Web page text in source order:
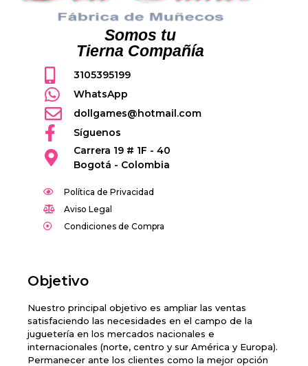
Somos tu
Tierna Compañía
3105395199
WhatsApp
dollgames@hotmail.com
Síguenos
Carrera 19 # 1F - 40
Bogotá - Colombia
Política de Privacidad
Aviso Legal
Condiciones de Compra
Objetivo
Nuestro principal objetivo es ampliar las ventas
satisfaciendo las necesidades en el campo de la
juguetería en los mercados nacionales e
internacionales (norte, centro y sur América y Europa).
Permanecer ante los clientes como la mejor opción